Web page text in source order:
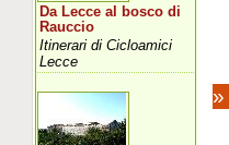
»
Da Lecce al bosco di
Rauccio
Itinerari di Cicloamici
Lecce